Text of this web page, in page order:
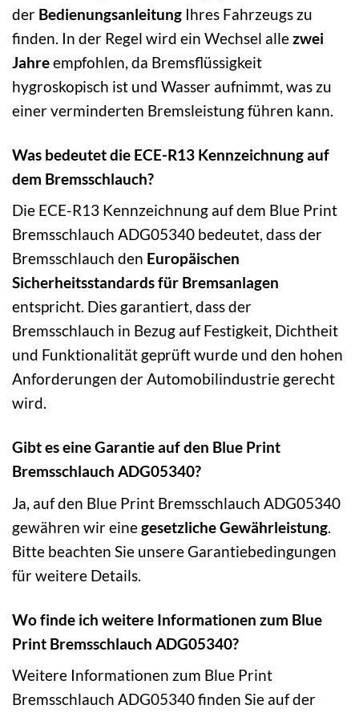
der Bedienungsanleitung Ihres Fahrzeugs zu
finden. In der Regel wird ein Wechsel allezwei
Jahreempfohlen, da Bremsflüssigkeit
hygroskopisch ist und Wasser aufnimmt, was zu
einer verminderten Bremsleistung führen kann.
Was bedeutet die ECE-R13 Kennzeichnung auf
dem Bremsschlauch?
Die ECE-R13 Kennzeichnung auf dem Blue Print
Bremsschlauch ADG05340 bedeutet, dass der
Bremsschlauch den Europäischen
Sicherheitsstandards für Bremsanlagen
entspricht. Dies garantiert, dass der
Bremsschlauch in Bezug auf Festigkeit, Dichtheit
und Funktionalität geprüft wurde und den hohen
Anforderungen der Automobilindustrie gerecht
wird.
Gibt es eine Garantie auf den Blue Print
Bremsschlauch ADG05340?
Ja, auf den Blue Print Bremsschlauch ADG05340
gewähren wir einegesetzliche Gewährleistung.
Bitte beachten Sie unsere Garantiebedingungen
für weitere Details.
Wo finde ich weitere Informationen zum Blue
Print Bremsschlauch ADG05340?
Weitere Informationen zum Blue Print
Bremsschlauch ADG05340 finden Sie auf der